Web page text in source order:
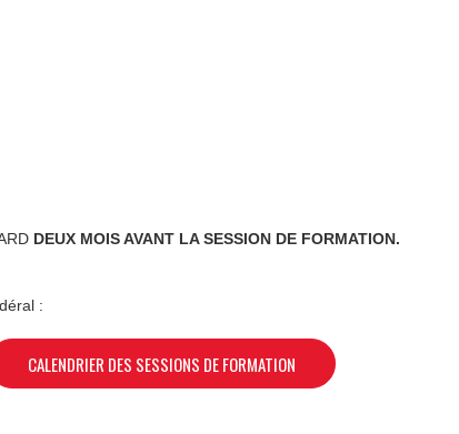
DEUX MOIS AVANT LA SESSION DE FORMATION.
:
CALENDRIER DES SESSIONS DE FORMATION